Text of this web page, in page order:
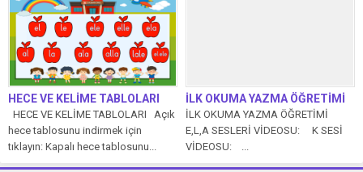
HECE VE KELİME TABLOLARI
HECE VE KELİME TABLOLARI Açık
hece tablosunu indirmek için
tıklayın: Kapalı hece tablosunu...
İLK OKUMA YAZMA ÖĞRETİMİ
İLK OKUMA YAZMA ÖĞRETİMİ
E,L,A SESLERİ VİDEOSU: K SESİ
VİDEOSU: ...